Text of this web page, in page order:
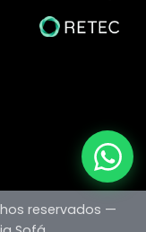
reservados —